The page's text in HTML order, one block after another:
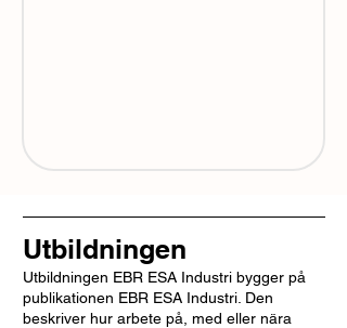
Utbildningen
Utbildningen EBR ESA Industri bygger på
publikationen EBR ESA Industri. Den
beskriver hur arbete på, med eller nära